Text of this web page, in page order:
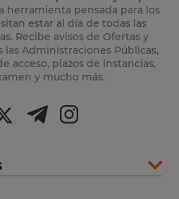
herramienta pensada para los
estar al día de todas las
Recibe avisos de Ofertas y
las Administraciones Públicas,
acceso, plazos de instancias,
y mucho más.